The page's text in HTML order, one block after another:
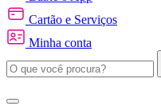
Cartão e Serviços
Minha conta